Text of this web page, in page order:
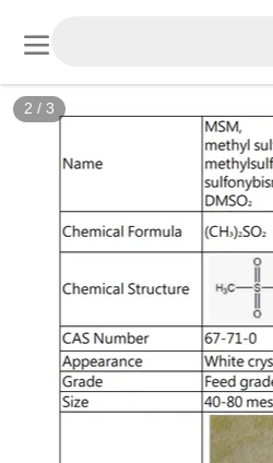
2 / 3